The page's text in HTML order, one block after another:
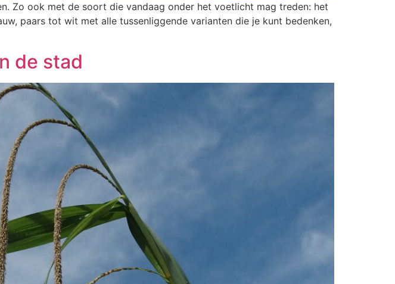
Zo ook met de soort die vandaag onder het voetlicht mag treden: het
paars tot wit met alle tussenliggende varianten die je kunt bedenken,
de stad